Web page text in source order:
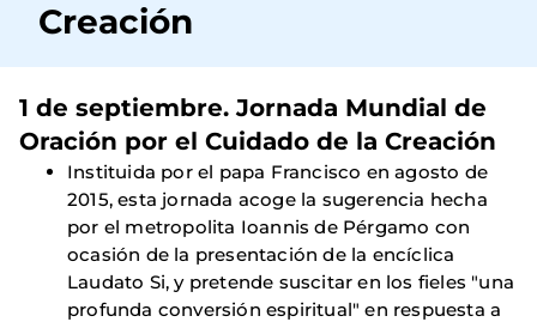
Creación
1 de septiembre. Jornada Mundial de
Oración por el Cuidado de la Creación
Instituida por el papa Francisco en agosto de
2015, esta jornada acoge la sugerencia hecha
por el metropolita Ioannis de Pérgamo con
ocasión de la presentación de la encíclica
Laudato Si, y pretende suscitar en los fieles "una
profunda conversión espiritual" en respuesta a